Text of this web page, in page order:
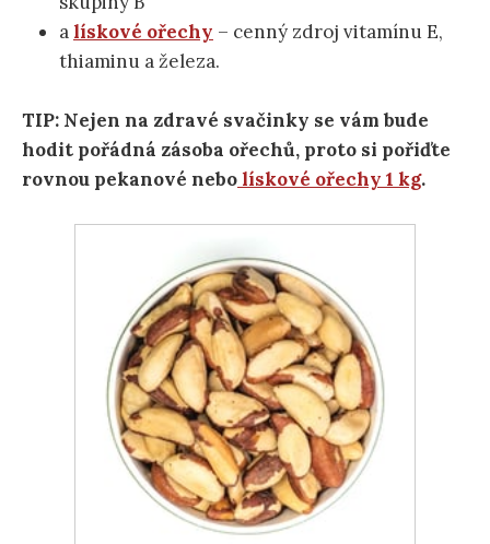
alískové ořechy – cenný zdroj vitamínu E,
thiaminu a železa.
TIP: Nejen na zdravé svačinky se vám bude
hodit pořádná zásoba ořechů, proto si pořiďte
rovnou pekanové nebolískové ořechy 1 kg.